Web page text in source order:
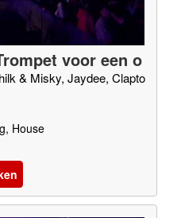
voor een o
& Misky, Jaydee, Clapto
House